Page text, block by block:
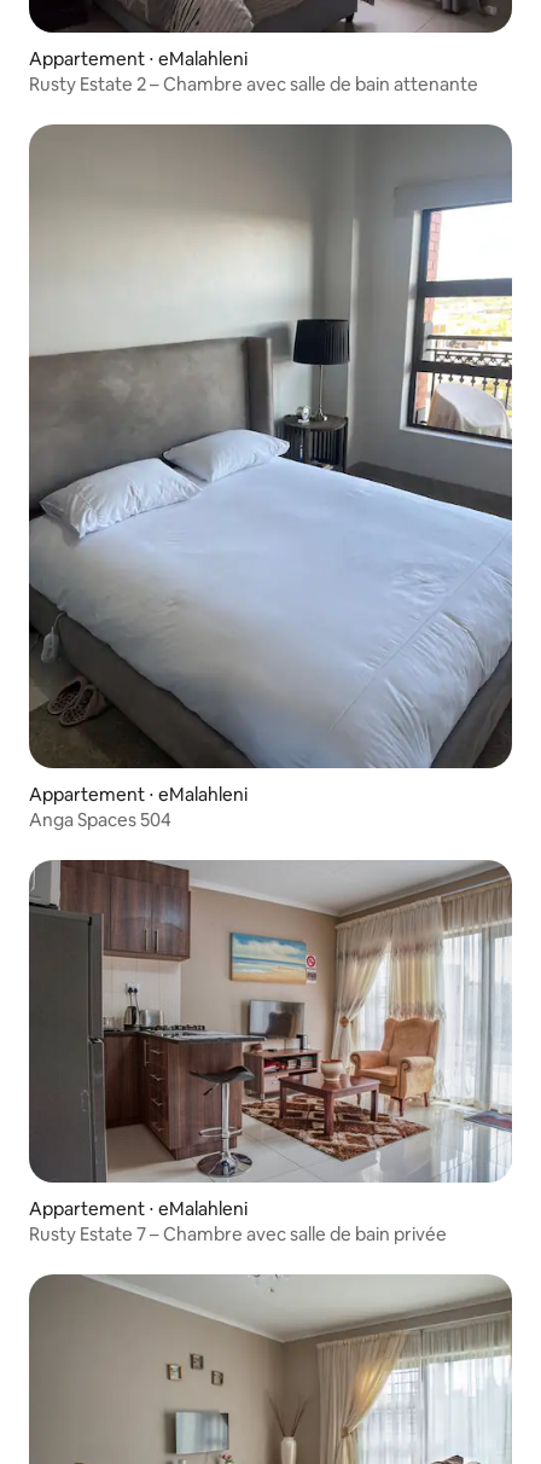
Appartement ⋅ eMalahleni
Rusty Estate 2 – Chambre avec salle de bain attenante
Appartement ⋅ eMalahleni
Anga Spaces 504
Appartement ⋅ eMalahleni
Rusty Estate 7 – Chambre avec salle de bain privée